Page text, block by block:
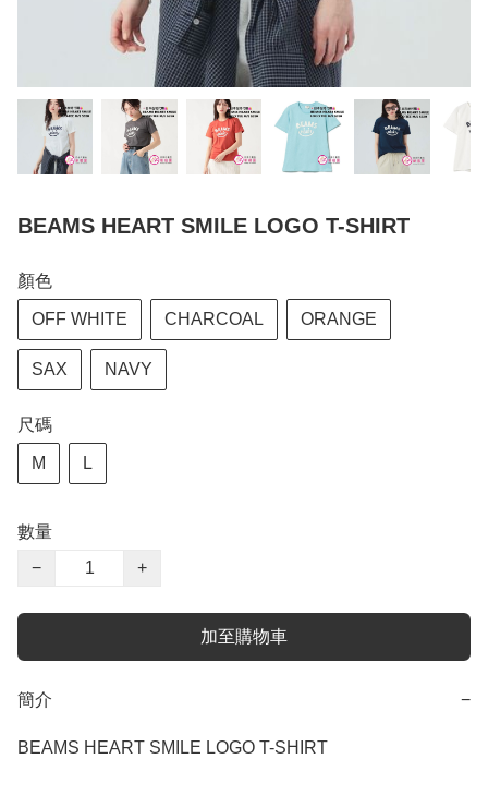
BEAMS HEART SMILE LOGO T-SHIRT
顏色
OFF WHITE CHARCOAL ORANGE
SAX NAVY
尺碼
M L
數量
−
+
加至購物車
簡介 −
BEAMS HEART SMILE LOGO T-SHIRT